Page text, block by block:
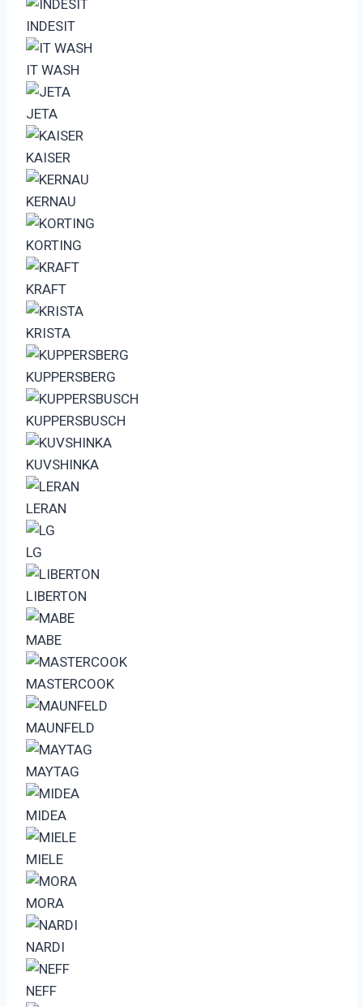
INDESIT
IT WASH
JETA
KAISER
KERNAU
KORTING
KRAFT
KRISTA
KUPPERSBERG
KUPPERSBUSCH
KUVSHINKA
LERAN
LG
LIBERTON
MABE
MASTERCOOK
MAUNFELD
MAYTAG
MIDEA
MIELE
MORA
NARDI
NEFF